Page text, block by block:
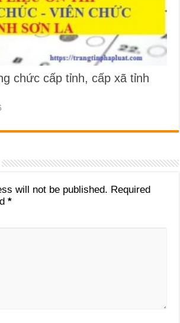
chức cấp tỉnh, cấp xã tỉnh
will not be published. Required
*